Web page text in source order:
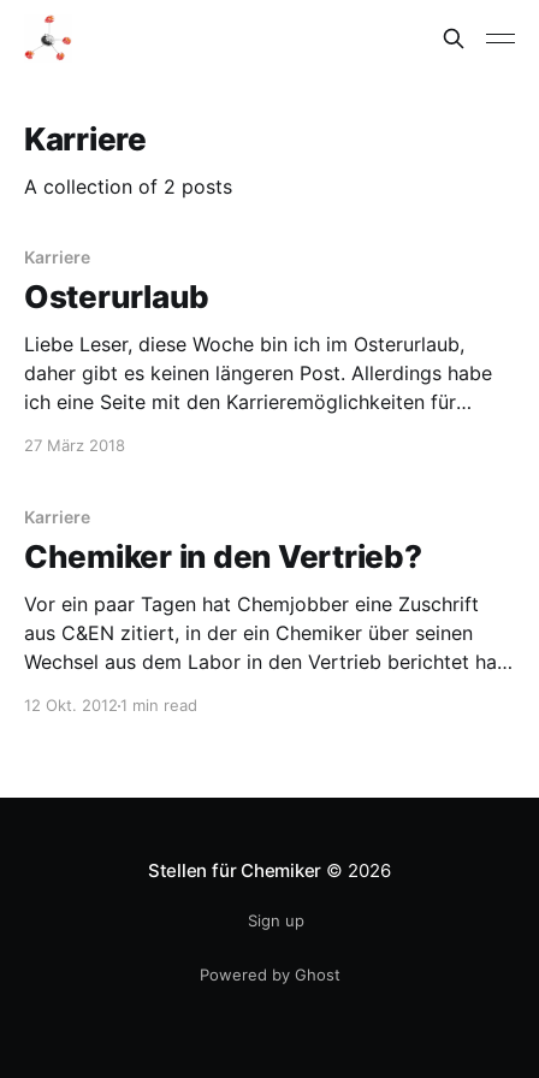
Karriere
A collection of 2 posts
Karriere
Osterurlaub
Liebe Leser, diese Woche bin ich im Osterurlaub,
daher gibt es keinen längeren Post. Allerdings habe
ich eine Seite mit den Karrieremöglichkeiten für
27 März 2018
Karriere
Chemiker in den Vertrieb?
Vor ein paar Tagen hat Chemjobber eine Zuschrift
aus C&EN zitiert, in der ein Chemiker über seinen
Wechsel aus dem Labor in den Vertrieb berichtet hat.
12 Okt. 2012 1 min read
Stellen für Chemiker © 2026
Sign up
Powered by Ghost